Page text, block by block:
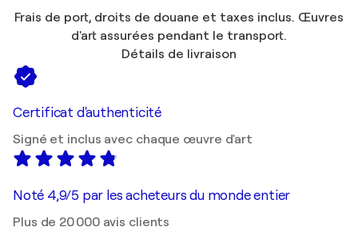
Frais de port, droits de douane et taxes inclus. Œuvres
d'art assurées pendant le transport.
Détails de livraison
Certificat d'authenticité
Signé et inclus avec chaque œuvre d'art
Noté 4,9/5 par les acheteurs du monde entier
Plus de 20 000 avis clients